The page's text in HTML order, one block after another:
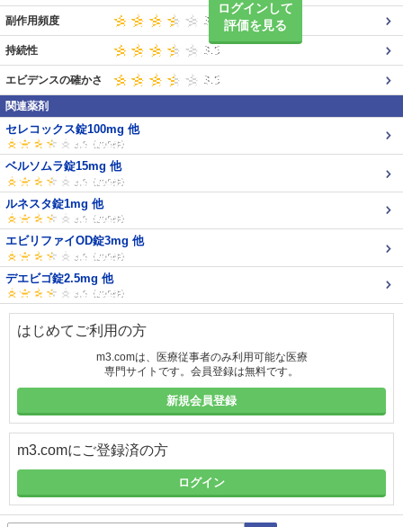
ログインして
評価を見る
副作用頻度
持続性
エビデンスの確かさ
関連薬剤
セレコックス錠100mg 他
ベルソムラ錠15mg 他
ルネスタ錠1mg 他
エビリファイOD錠3mg 他
デエビゴ錠2.5mg 他
はじめてご利用の方
m3.comは、医療従事者のみ利用可能な医療
専門サイトです。会員登録は無料です。
新規会員登録
m3.comにご登録済の方
ログイン